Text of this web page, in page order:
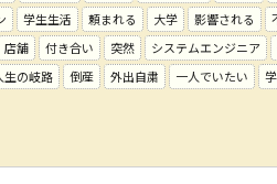
学生生活 頼まれる 大学 影響される
店舗 付き合い 突然 システムエンジニア
生の岐路 倒産 外出自粛 一人でいたい